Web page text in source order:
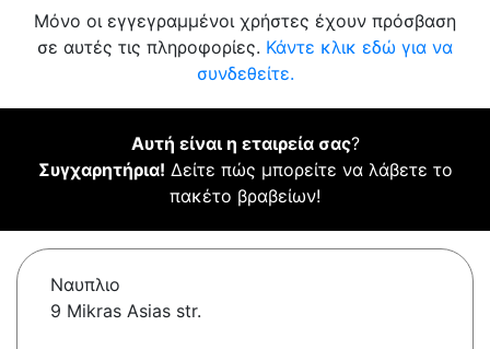
Μόνο οι εγγεγραμμένοι χρήστες έχουν πρόσβαση
σε αυτές τις πληροφορίες. Κάντε κλικ εδώ για να
συνδεθείτε.
Αυτή είναι η εταιρεία σας?
Συγχαρητήρια! Δείτε πώς μπορείτε να λάβετε το
πακέτο βραβείων!
Ναυπλιο
9 Mikras Asias str.